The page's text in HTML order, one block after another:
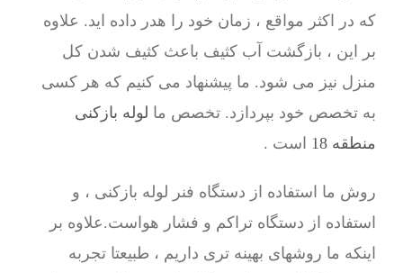
که در اکثر مواقع ، زمان خود را هدر داده اید. علاوه
بر این ، بازگشت آب کثیف باعث کثیف شدن کل
منزل نیز می شود. ما پیشنهاد می کنیم که هر کسی
به تخصص خود بپردازد. تخصص ما لوله بازکنی
منطقه 18
است .
روش ما استفاده از دستگاه فنر لوله بازکنی ، و
استفاده از دستگاه تراکم و فشار هواست.علاوه بر
اینکه ما روشهای بهینه تری داریم ، طبیعتا تجربه